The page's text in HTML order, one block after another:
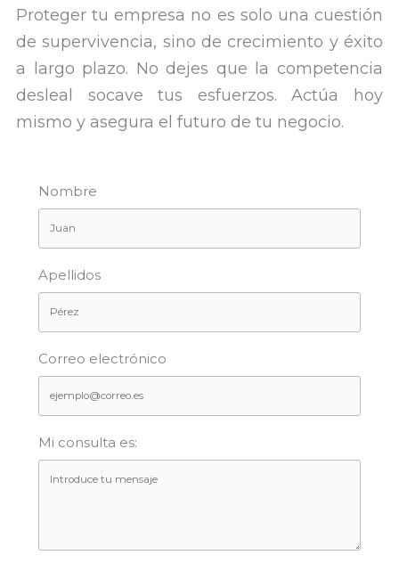
Proteger tu empresa no es solo una cuestión
de supervivencia, sino de crecimiento y éxito
a largo plazo. No dejes que la competencia
desleal socave tus esfuerzos. Actúa hoy
mismo y asegura el futuro de tu negocio.
Nombre
Apellidos
Correo electrónico
Mi consulta es: